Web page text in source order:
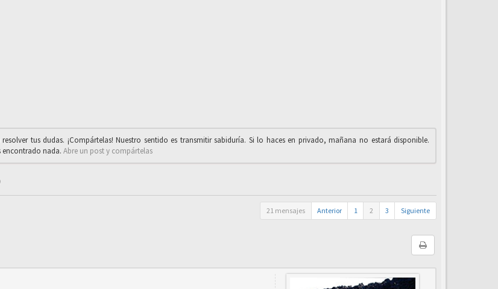
resolver tus dudas. ¡Compártelas! Nuestro sentido es transmitir sabiduría. Si lo haces en privado, mañana no estará disponible.
encontrado nada. Abre un post y compártelas
21 mensajes Anterior 1 2 3 Siguiente